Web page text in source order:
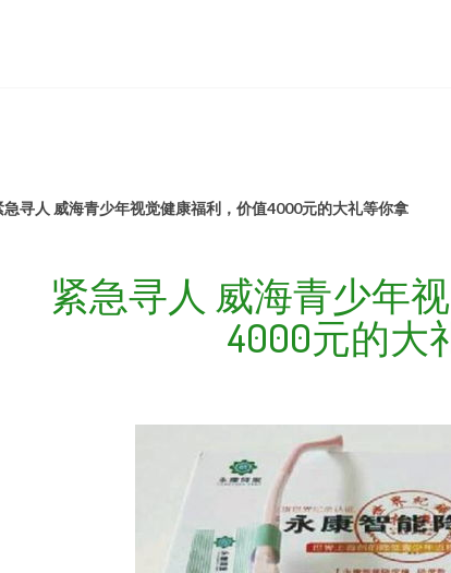
急寻人 威海青少年视觉健康福利，价值4000元的大礼等你拿
紧急寻人 威海青少年
4000元的大